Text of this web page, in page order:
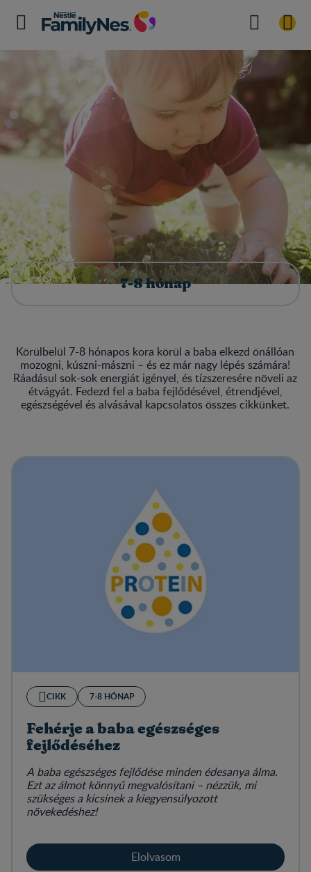
7-8 hónap
Körülbelül 7-8 hónapos kora körül a baba elkezd önállóan
mozogni, kúszni-mászni – és ez már nagy lépés számára!
Ráadásul sok-sok energiát igényel, és tízszeresére növeli az
étvágyát. Fedezd fel a baba fejlődésével, étrendjével,
egészségével és alvásával kapcsolatos összes cikkünket.
CIKK 7-8 HÓNAP
Fehérje a baba egészséges
fejlődéséhez
A baba egészséges fejlődése minden édesanya álma.
Ezt az álmot könnyű megvalósítani – nézzük, mi
szükséges a kicsinek a kiegyensúlyozott
növekedéshez!
Elolvasom